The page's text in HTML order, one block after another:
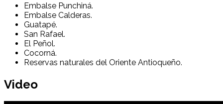
Embalse Punchiná.
Embalse Calderas.
Guatapé.
San Rafael.
El Peñol.
Cocorná.
Reservas naturales del Oriente Antioqueño.
Video